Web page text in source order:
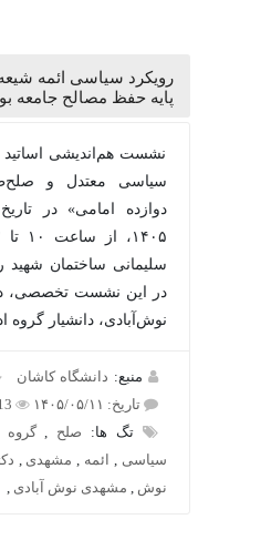
رویکرد سیاسی ائمه شیعه،
پایه حفظ مصالح جامعه بود
نشست هم‌اندیشی اساتید با
سیاسی معتدل و صلح‌طلبانه
۱۴۰۵،
سلیمانی ساختمان شهید رئیسی
در این نشست تخصصی، دکتر
نوش‌آبادی، دانشیار گروه اد...
منبع:دانشگاه کاشان
تاریخ: ۱۴۰۵/۰۵/۱۱
13 بازدید
تگ ها:صلح,گروه ,
سیاسی,ائمه ,مشهدی,دکتر
مشهدی نوش آبادی,